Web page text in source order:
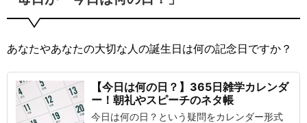
あなたやあなたの大切な人の誕生日は何の記念日ですか？
【今日は何の日？】365日雑学カレンダ
ー！朝礼やスピーチのネタ帳
今日は何の日？という疑問をカレンダー形式